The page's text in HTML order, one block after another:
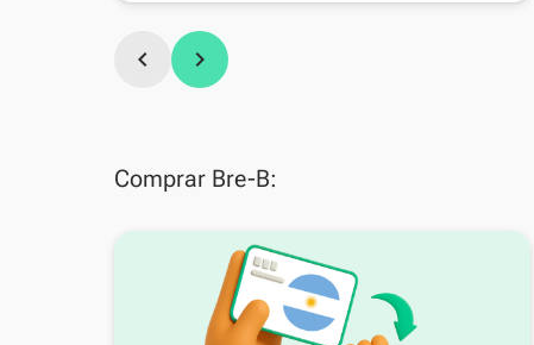
chevron_left chevron_right
Comprar Bre-B: